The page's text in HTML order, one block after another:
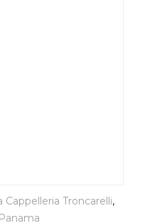
Cappelleria Troncarelli,
Panama